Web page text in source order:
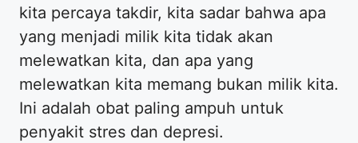
kita percaya takdir, kita sadar bahwa apa
yang menjadi milik kita tidak akan
melewatkan kita, dan apa yang
melewatkan kita memang bukan milik kita.
Ini adalah obat paling ampuh untuk
penyakit stres dan depresi.